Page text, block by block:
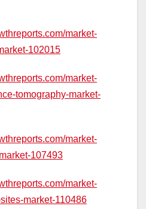
market-
102015
market-
tomography-market-
market-
107493
market-
market-110486